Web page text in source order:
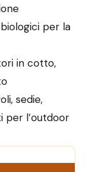
per la
in cotto,
sedie,
per l’outdoor